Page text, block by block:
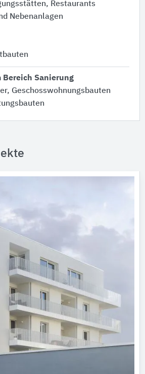
Restaurants
Nebenanlagen
Sanierung
Geschosswohnungsbauten